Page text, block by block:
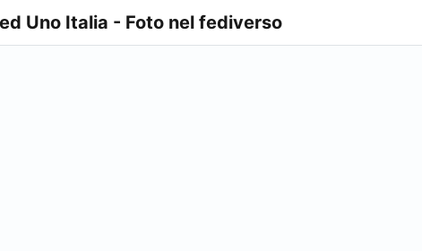
Uno Italia - Foto nel fediverso